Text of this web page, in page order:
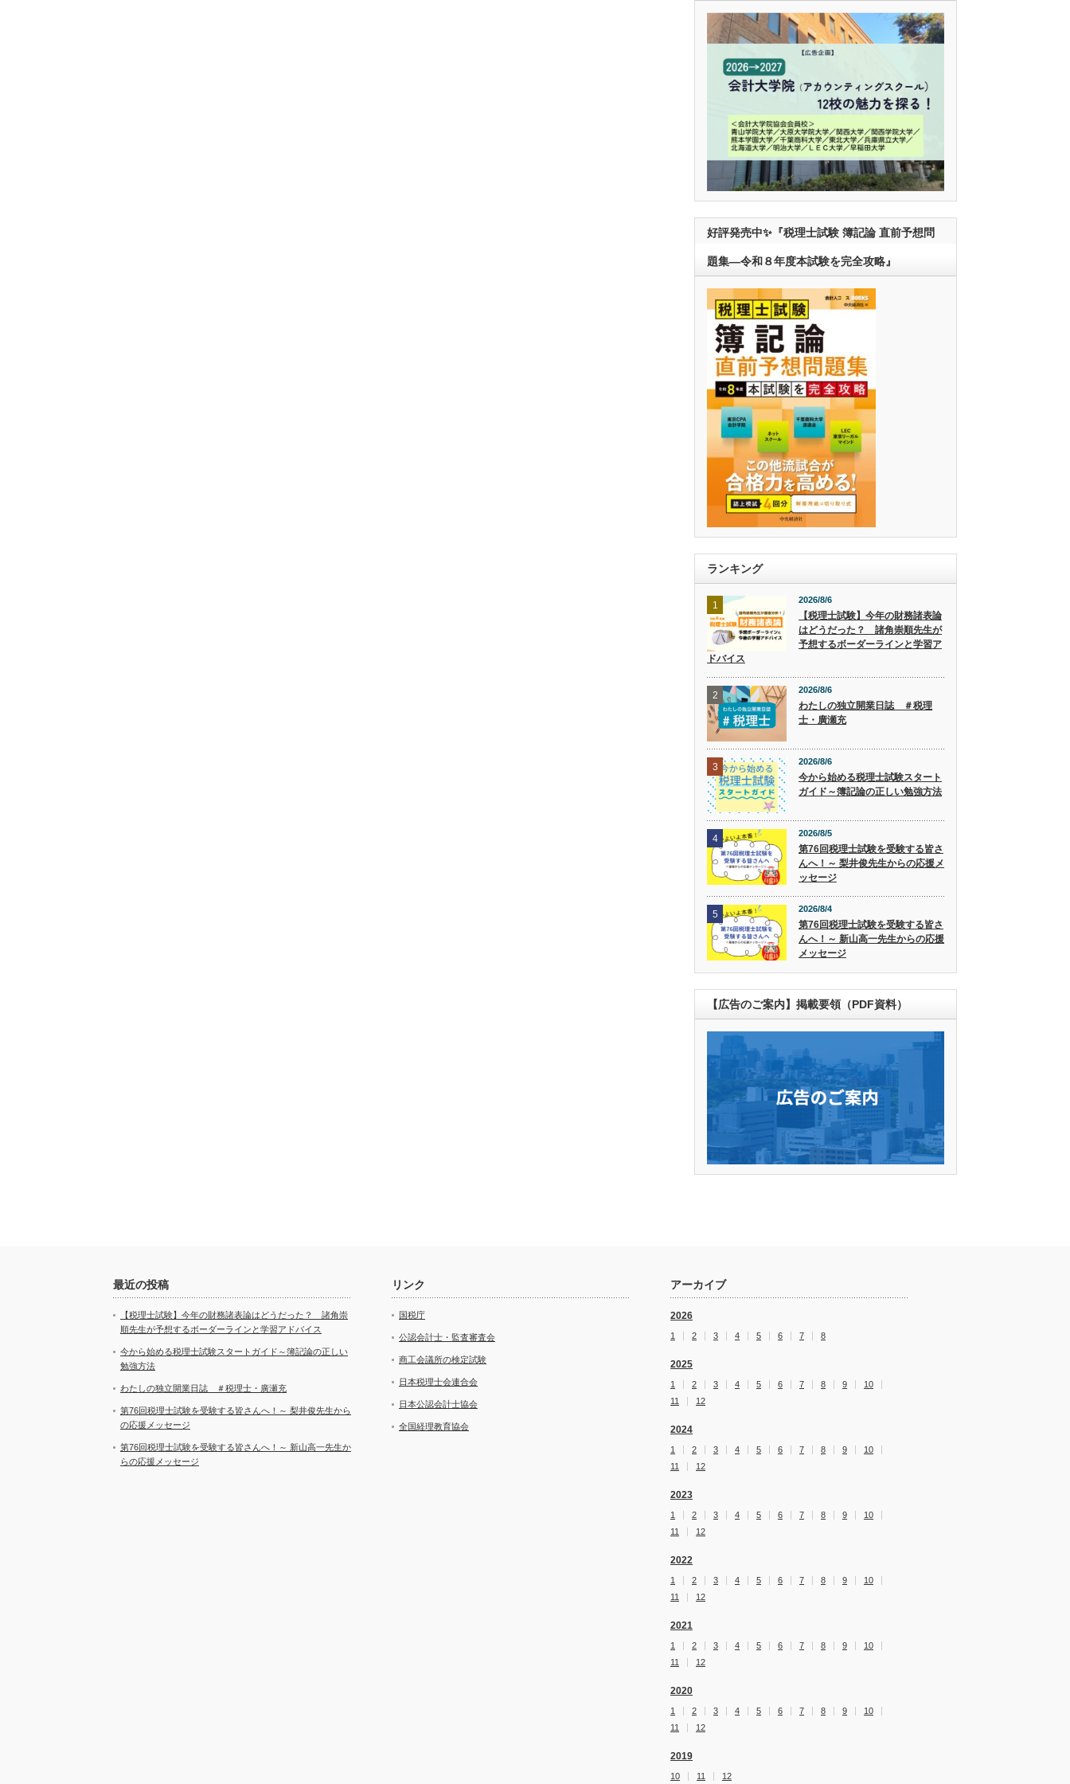
好評発売中✨『税理士試験 簿記論 直前予想問
題集―令和８年度本試験を完全攻略』
ランキング
1 2026/8/6
【税理士試験】今年の財務諸表論
はどうだった？ 諸角崇順先生が
予想するボーダーラインと学習ア
ドバイス
2 2026/8/6
わたしの独立開業日誌 ＃税理
士・廣瀬充
3 2026/8/6
今から始める税理士試験スタート
ガイド～簿記論の正しい勉強方法
4 2026/8/5
第76回税理士試験を受験する皆さ
んへ！～ 梨井俊先生からの応援メ
ッセージ
5 2026/8/4
第76回税理士試験を受験する皆さ
んへ！～ 新山高一先生からの応援
メッセージ
【広告のご案内】掲載要領（PDF資料）
最近の投稿
【税理士試験】今年の財務諸表論はどうだった？ 諸角崇
順先生が予想するボーダーラインと学習アドバイス
今から始める税理士試験スタートガイド～簿記論の正しい
勉強方法
わたしの独立開業日誌 ＃税理士・廣瀬充
第76回税理士試験を受験する皆さんへ！～ 梨井俊先生から
の応援メッセージ
第76回税理士試験を受験する皆さんへ！～ 新山高一先生か
らの応援メッセージ
リンク
国税庁
公認会計士・監査審査会
商工会議所の検定試験
日本税理士会連合会
日本公認会計士協会
全国経理教育協会
アーカイブ
2026
1 2 3 4 5 6 7 8
2025
1 2 3 4 5 6 7 8 9
10
11
12
2024
1 2 3 4 5 6 7 8 9
10
11
12
2023
1 2 3 4 5 6 7 8 9
10
11
12
2022
1 2 3 4 5 6 7 8 9
10
11
12
2021
1 2 3 4 5 6 7 8 9
10
11
12
2020
1 2 3 4 5 6 7 8 9
10
11
12
2019
10 11 12